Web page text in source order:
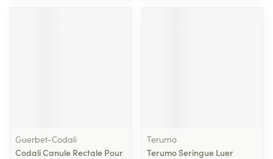
Guerbet-Codali
Codali Canule Rectale Pour
Terumo
Terumo Seringue Luer